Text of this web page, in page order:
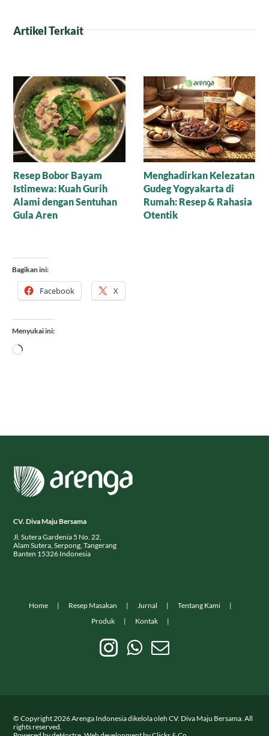
Artikel Terkait
Nasi Tim Lapis Ayam
Kilau Karamel Arenga
dalam Sate Sapi Manis:
Rahasia Kelezatan yang
Menggoda Lidah
Bagikan ini:
Facebook X
Menyukai ini:
Memuat...
CV. Diva Maju Bersama
Jl. Sutera Gardenia 5 No. 22,
Alam Sutera, Serpong, Tangerang
Banten 15326 Indonesia
Home Resep Masakan Jurnal
Tentang Kami
Produk
Kontak
© Copyright2026Arenga Indonesia dikelola oleh CV. Diva Maju Bersama. All
rights reserved.